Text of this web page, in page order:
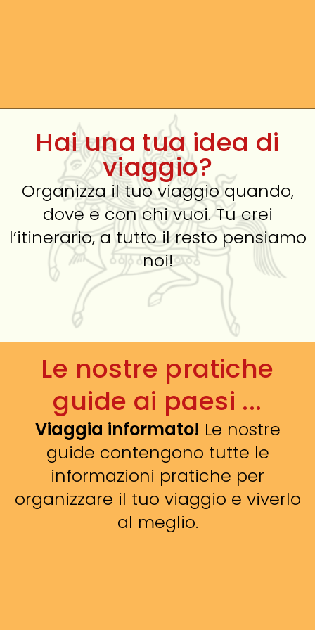
Hai una tua idea di
viaggio?
Organizza il tuo viaggio quando,
dove e con chi vuoi. Tu crei
l’itinerario, a tutto il resto pensiamo
noi!
Le nostre pratiche
guide ai paesi ...
Viaggia informato! Le nostre
guide contengono tutte le
informazioni pratiche per
organizzare il tuo viaggio e viverlo
al meglio.